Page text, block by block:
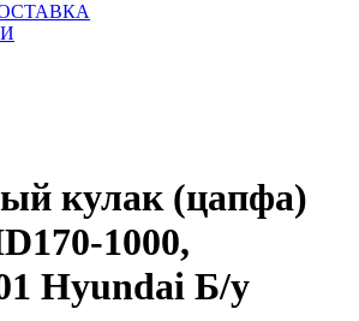
кулак (цапфа)
1000,
Hyundai Б/у